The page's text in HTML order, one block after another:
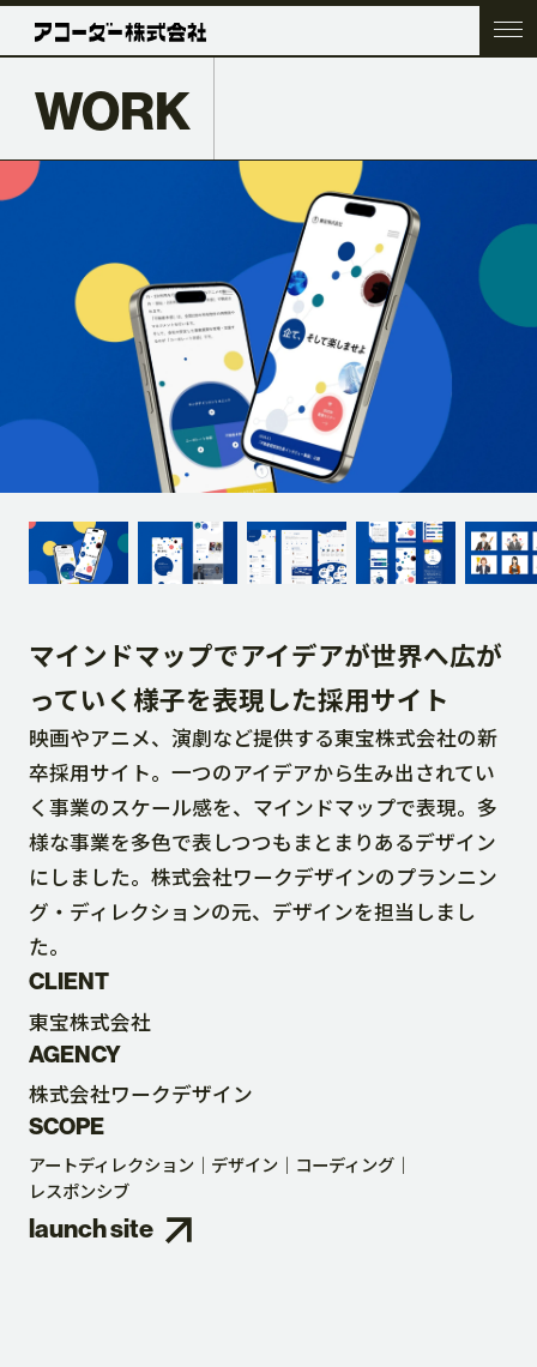
TOP
SERVICE
ACC BLOG
DOWNLOAD
CONTACT
RECRUIT SITE
WORK
マインドマップでアイデアが世界へ広が
っていく様子を表現した採用サイト
映画やアニメ、演劇など提供する東宝株式会社の新
卒採用サイト。一つのアイデアから生み出されてい
く事業のスケール感を、マインドマップで表現。多
様な事業を多色で表しつつもまとまりあるデザイン
にしました。株式会社ワークデザインのプランニン
グ・ディレクションの元、デザインを担当しまし
た。
CLIENT
東宝株式会社
AGENCY
株式会社ワークデザイン
SCOPE
アートディレクション デザイン
コーディング
レスポンシブ
launch site